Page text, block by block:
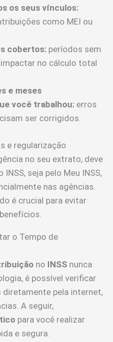
os seus vínculos:
como MEI ou
cobertos: períodos sem
no cálculo total
e meses
você trabalhou: erros
ser corrigidos.
e regularização
no seu extrato, deve
seja pelo Meu INSS,
nas agências.
é crucial para evitar
o Tempo de
no INSS nunca
é possível verificar
pela internet,
A seguir,
para você realizar
e segura.